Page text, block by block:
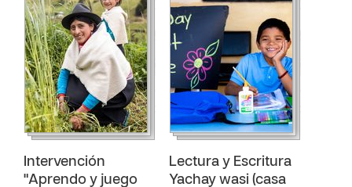
Intervención
"Aprendo y juego
Lectura y Escritura
Yachay wasi (casa